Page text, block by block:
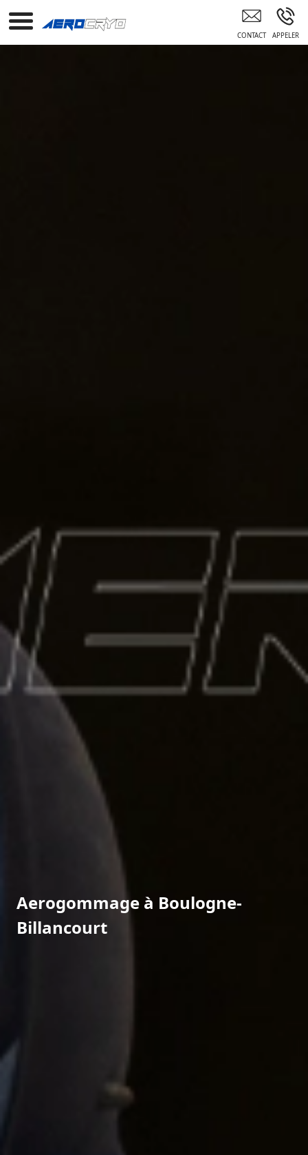
Aérogommage Meuble Ancien À Domicile 75
Aerogommage à Boulogne-
Billancourt